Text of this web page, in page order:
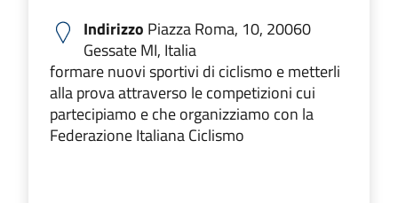
Indirizzo Piazza Roma, 10, 20060
Gessate MI, Italia
formare nuovi sportivi di ciclismo e metterli
alla prova attraverso le competizioni cui
partecipiamo e che organizziamo con la
Federazione Italiana Ciclismo